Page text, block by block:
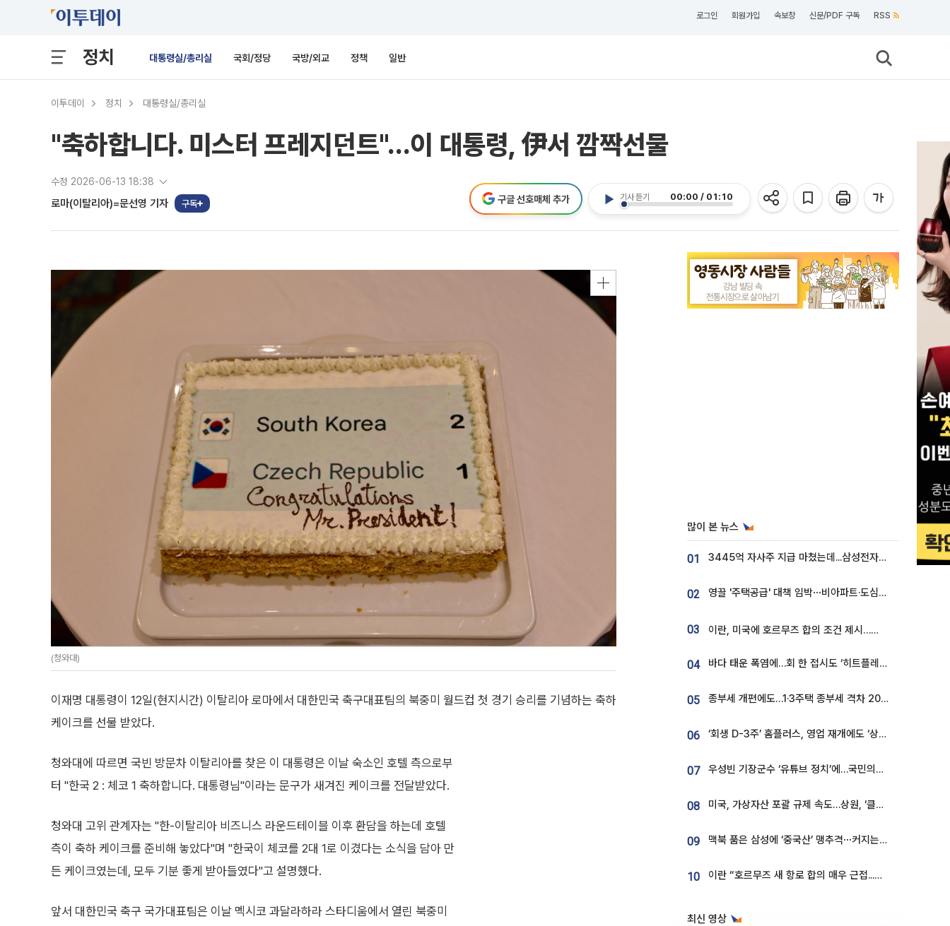
로그인 회원가입 속보창 신문/PDF 구독 RSS
정치 대통령실/총리실 국회/정당 국방/외교 정책 일반
이투데이 정치 대통령실/총리실
"축하합니다. 미스터 프레지던트"…이 대통령, 伊서 깜짝선물
수정 2026-06-13 18:38
로마(이탈리아)=문선영 기자 구독
기사 듣기 00:00 / 01:10
구글 선호매체 추가
(청와대)
이재명 대통령이 12일(현지시간) 이탈리아 로마에서 대한민국 축구대표팀의 북중미 월드컵 첫 경기 승리를 기념하는 축하
케이크를 선물 받았다.
청와대에 따르면 국빈 방문차 이탈리아를 찾은 이 대통령은 이날 숙소인 호텔 측으로부
터 "한국 2 : 체코 1 축하합니다. 대통령님"이라는 문구가 새겨진 케이크를 전달받았다.
청와대 고위 관계자는 "한-이탈리아 비즈니스 라운드테이블 이후 환담을 하는데 호텔
측이 축하 케이크를 준비해 놓았다"며 "한국이 체코를 2대 1로 이겼다는 소식을 담아 만
든 케이크였는데, 모두 기분 좋게 받아들였다"고 설명했다.
앞서 대한민국 축구 국가대표팀은 이날 멕시코 과달라하라 스타디움에서 열린 북중미
많이 본 뉴스
01 3445억 자사주 지급 마쳤는데...삼성전자 DX노조, 뒤늦은 '떼쓰기 집회'
02 영끌 '주택공급' 대책 임박⋯비아파트·도심복합까지 총동원
03 이란, 미국에 호르무즈 합의 조건 제시…美 “경기 아직 안 끝나” [종합]
04 바다 태운 폭염에…회 한 접시도 ‘히트플레이션’
05 종부세 개편에도…1·3주택 종부세 격차 2028년부터 확대
06 ‘회생 D-3주’ 홈플러스, 영업 재개에도 ‘상품 공급망’ 복구가 생존 관건
07 우성빈 기장군수 ‘유튜브 정치’에…국민의힘 군의원들 집단 반발
08 미국, 가상자산 포괄 규제 속도…상원, ‘클래리티법’ 9월 절차투표 추진
09 맥북 품은 삼성에 ‘중국산’ 맹추격⋯커지는 노트북 OLED 시장
10 이란 “호르무즈 새 항로 합의 매우 근접...미국 배상 먼저”
최신 영상